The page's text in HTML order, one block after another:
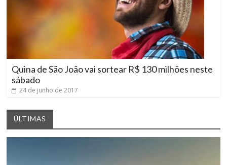
Quina de São João vai sortear R$ 130 milhões neste
sábado
24 de junho de 2017
ÚLTIMAS